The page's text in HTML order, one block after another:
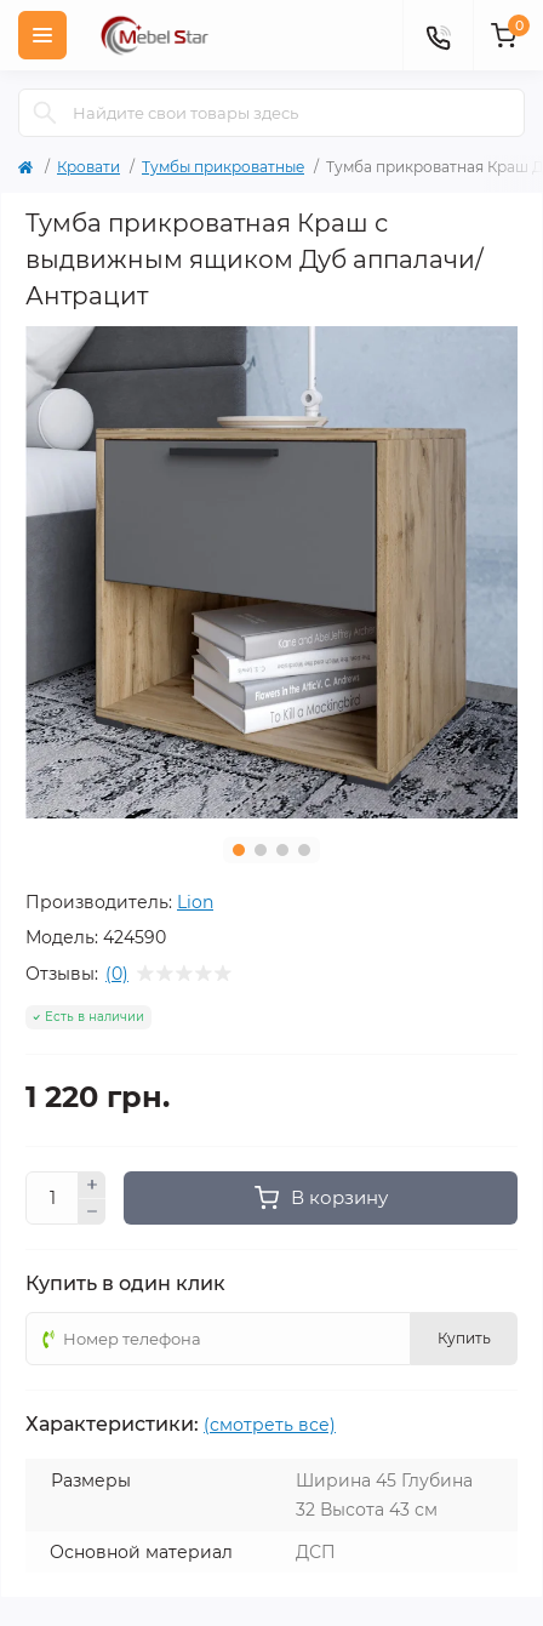
0
Кровати Тумбы прикроватные Тумба прикроватная Краш
Тумба прикроватная Краш с
выдвижным ящиком Дуб аппалачи/
Антрацит
Производитель: Lion
Модель: 424590
Отзывы: (0)
Есть в наличии
1 220 грн.
В корзину
Купить в один клик
Купить
Характеристики: (смотреть все)
Размеры
Ширина 45 Глубина
32 Высота 43 см
Основной материал
ДСП